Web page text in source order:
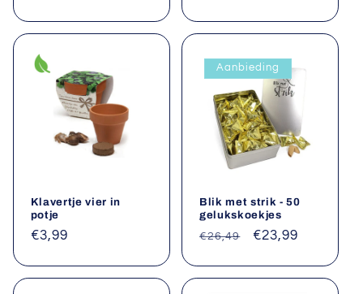
Klavertje vier in
potje
Normale
€3,99
Aanbieding
Blik met strik - 50
gelukskoekjes
Normale
€26,49 €23,99